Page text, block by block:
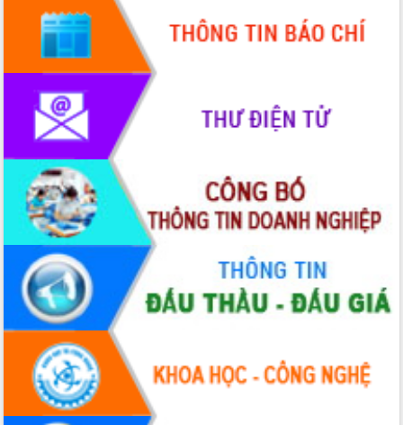
phát triển mới
Thường trực HĐND tỉnh Đắk Lắk gặp
mặt Đoàn chuyên gia y tế TP. Hồ Chí
Minh
Lễ truy điệu và an táng hài cốt liệt sĩ
tại Nghĩa trang Liệt sĩ xã Sơn Hòa
Bàn giải pháp tháo gỡ khó khăn trong
xuất khẩu sầu riêng và triển khai quy
định EUDR
Thứ trưởng Bộ Nông nghiệp và Môi
trường Nguyễn Hoàng Hiệp khảo sát
vùng trồng và doanh nghiệp đóng gói
sầu riêng tại Đắk Lắk
Trình diễn nghệ thuật chế biến các
món ăn từ sầu riêng
Đắk Lắk công bố Quy hoạch và xúc
tiến đầu tư tỉnh
Ngành cá ngừ Đắk Lắk chủ động thích
ứng để giữ vững thị trường xuất khẩu
Diễn đàn Kinh tế tư nhân Việt Nam đột
phá cơ chế - Hợp tác công tư